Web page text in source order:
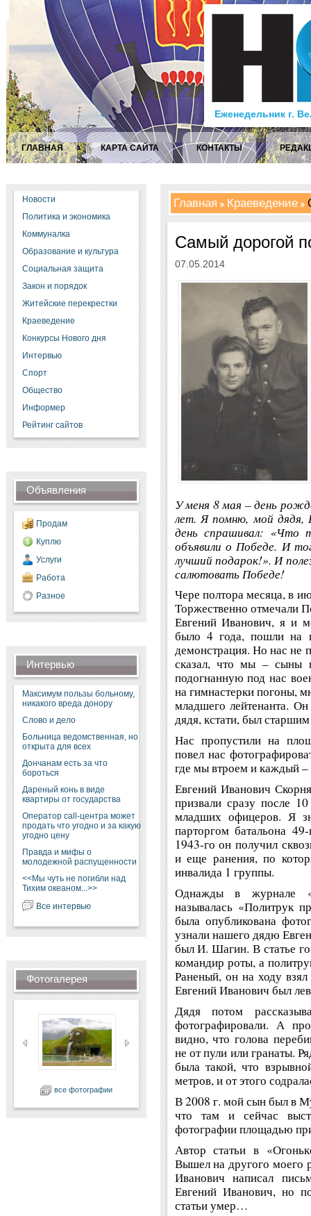
Еженедельник г.
ГЛАВНАЯ КАРТА САЙТА КОНТАКТЫ
Новости
Политика и экономика
Коммуналка
Образование и культура
Социальная защита
Закон и порядок
Житейские перекрестки
Краеведение
Конкурсы Нового дня
Интервью
Спорт
Общество
Информер
Рейтинг сайтов
Объявления
Продам
Куплю
Услуги
Работа
Разное
Интервью
Максимум пользы больному,
никакого вреда донору
Слово и дело
Больница ведомственная, но
открыта для всех
Дончанам есть за что
бороться
Дареный конь в виде
квартиры от государства
Оператор call-центра может
продать что угодно и за какую
угодно цену
Правда и мифы о
молодежной распущенности
<<Мы чуть не погибли над
Тихим океаном...>>
Все интервью
Фотогалерея
все фотографии
Главная Краеведение
Самый дорогой
07.05.2014
У меня 8 мая – день
лет. Я помню, мой дядя,
день спрашивал: «Что
объявили о Победе. И
лучший подарок!». И
салютовать Победе!
Чере полтора месяца, в
Торжественно отмечали
Евгений Иванович, я и
было 4 года, пошли на
демонстрация. Но нас не
сказал, что мы – сыны
подогнанную под нас
на гимнастерки погоны,
младшего лейтенанта.
дядя, кстати, был
Нас пропустили на
повел нас
где мы втроем и каждый
Евгений Иванович
призвали сразу после
младших офицеров. Я
парторгом батальона
1943-го он получил
и еще ранения, по
инвалида 1 группы.
Однажды в журнале
называлась «Политрук
была опубликована
узнали нашего дядю
был И. Шагин. В статье
командир роты, а
Раненый, он на ходу
Евгений Иванович был
Дядя потом
фотографировали. А
видно, что голова
не от пули или гранаты.
была такой, что
метров, и от этого
В 2008 г. мой сын был в
что там и сейчас
фотографии площадью
Автор статьи в
Вышел на другого моего
Иванович написал
Евгений Иванович, но
статьи умер…